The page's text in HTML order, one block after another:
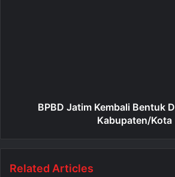
BPBD Jatim Kembali Bentuk
Kabupaten/Kota
Related Articles